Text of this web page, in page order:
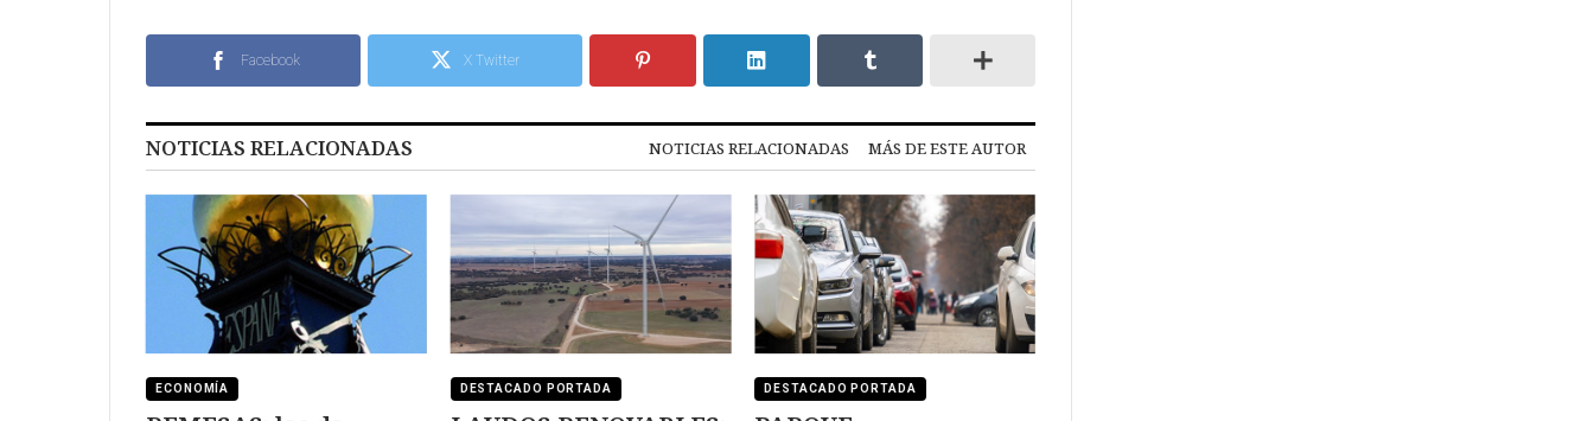
Facebook X Twitter
NOTICIAS RELACIONADAS NOTICIAS RELACIONADAS MÁS DE ESTE AUTOR
ECONOMÍA DESTACADO PORTADA DESTACADO PORTADA